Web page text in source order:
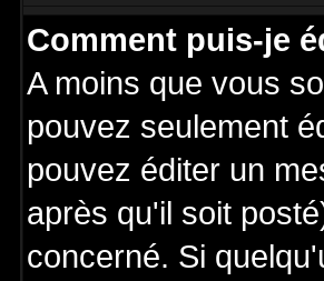
Comment puis-je
A moins que vous
pouvez seulement
pouvez éditer un
après qu'il soit
concerné. Si